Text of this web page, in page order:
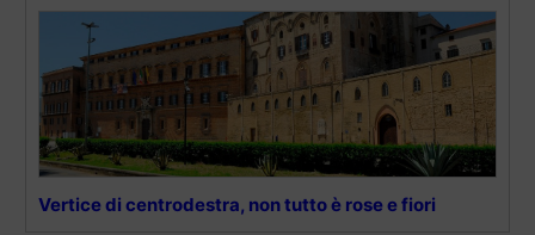
Vertice di centrodestra, non tutto è rose e fiori